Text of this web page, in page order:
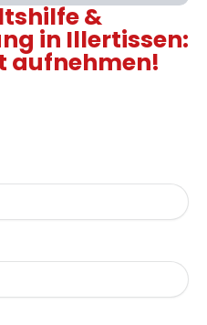
&
in Illertissen:
aufnehmen!